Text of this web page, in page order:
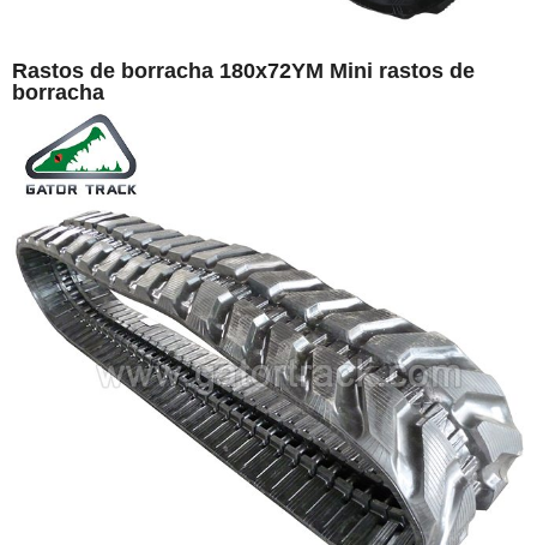
Rastos de borracha 180x72YM Mini rastos de
borracha